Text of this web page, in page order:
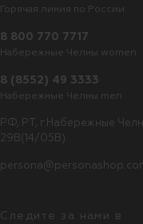
Горячая линия по России
8 800 770 7717
Набережные Челны women
8 (8552) 49 3333
Набережные Челны men
РФ, РТ, г.Набережные
29В(14/05В)
Следите за нами в